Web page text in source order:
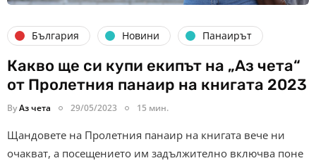
България Новини Панаирът
Какво ще си купи екипът на „Аз чета“
от Пролетния панаир на книгата 2023
ByАз чета 29/05/2023 15 мин.
Щандовете на Пролетния панаир на книгата вече ни
очакват, а посещението им задължително включва поне